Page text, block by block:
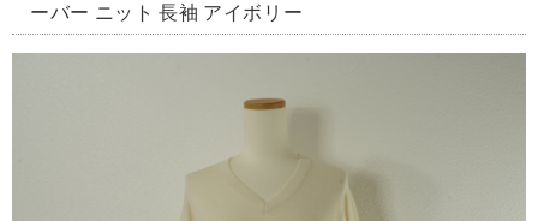
ーバー ニット 長袖 アイボリー